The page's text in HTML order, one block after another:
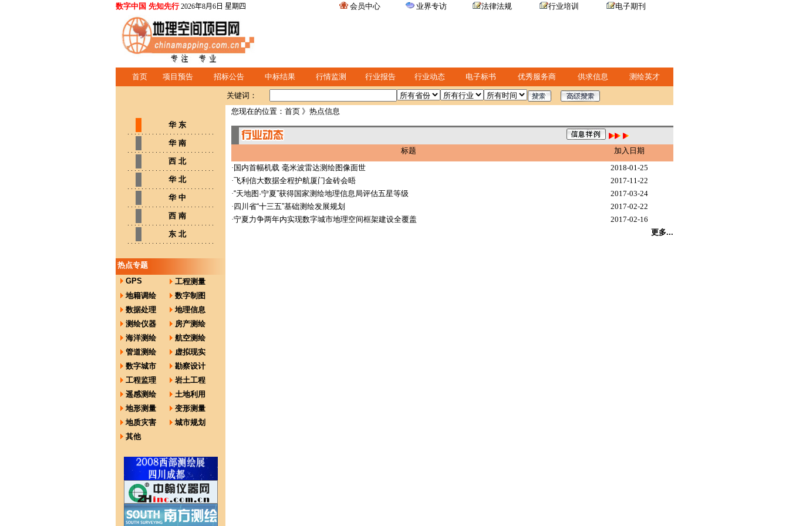
数字中国 先知先行 2026年8月6日 星期四 会员中心 业界专访 法律法规 行业培训 电子期刊
首页 项目预告 招标公告 中标结果 行情监测 行业报告 行业动态 电子标书 优秀服务商 供求信息 测绘英才
关键词：
华 东
华 南
西 北
华 北
华 中
西 南
东 北
热点专题
GPS
工程测量
地籍调绘
数字制图
数据处理
地理信息
测绘仪器
房产测绘
海洋测绘
航空测绘
管道测绘
虚拟现实
数字城市
勘察设计
工程监理
岩土工程
遥感测绘
土地利用
地形测量
变形测量
地质灾害
城市规划
其他
您现在的位置： 首页 》热点信息
标题
加入日期
· 国内首幅机载 毫米波雷达测绘图像面世
2018-01-25
·飞利信大数据全程护航厦门金砖会晤
2017-11-22
·“天地图·宁夏”获得国家测绘地理信息局评估五星等级
2017-03-24
·四川省“十三五”基础测绘发展规划
2017-02-22
·宁夏力争两年内实现数字城市地理空间框架建设全覆盖
2017-02-16
更多...